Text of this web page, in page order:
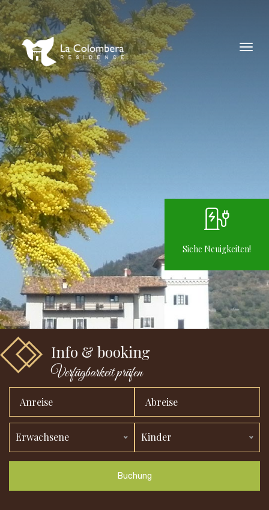
Siehe Neuigkeiten!
Info & booking
Verfügbarkeit prüfen
Erwachsene Kinder
Buchung